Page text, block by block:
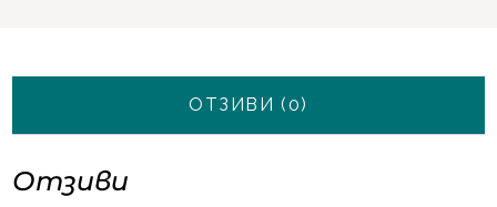
ОТЗИВИ (0)
Отзиви